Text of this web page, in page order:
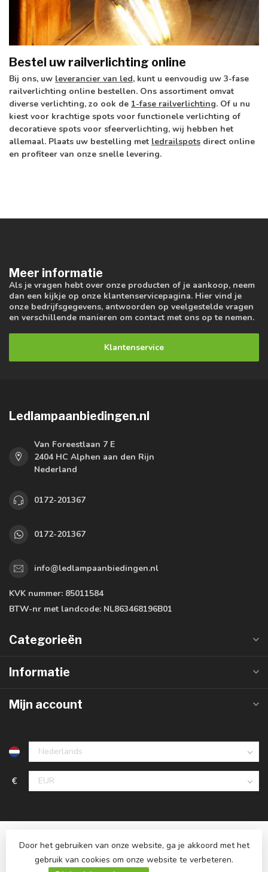
Bestel uw railverlichting online
Bij ons, uw leverancier van led, kunt u eenvoudig uw 3-fase
railverlichting online bestellen. Ons assortiment omvat
diverse verlichting, zo ook de 1-fase railverlichting. Of u nu
kiest voor krachtige spots voor functionele verlichting of
decoratieve spots voor sfeerverlichting, wij hebben het
allemaal. Plaats uw bestelling met ledrailspots direct online
en profiteer van onze snelle levering.
Meer informatie
Als je vragen hebt over onze producten of je aankoop, neem
dan een kijkje op onze klantenservicepagina. Hier vind je
onze bedrijfsgegevens, antwoorden op veelgestelde vragen
en verschillende manieren om contact met ons op te nemen.
Klantenservice
Ledlampaanbiedingen.nl
Van Foreestlaan 7 E
2404 HC Alphen aan den Rijn
Nederland
0172-201367
0172-201367
info@ledlampaanbiedingen.nl
KVK nummer: 85011584
BTW-nr met landcode: NL863468196B01
Categorieën
Informatie
Mijn account
€
Door het gebruiken van onze website, ga je akkoord met het
gebruik van cookies om onze website te verbeteren.